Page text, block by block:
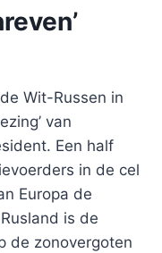
Wit-Russen in
van
Een half
in de cel
Europa de
is de
de zonovergoten